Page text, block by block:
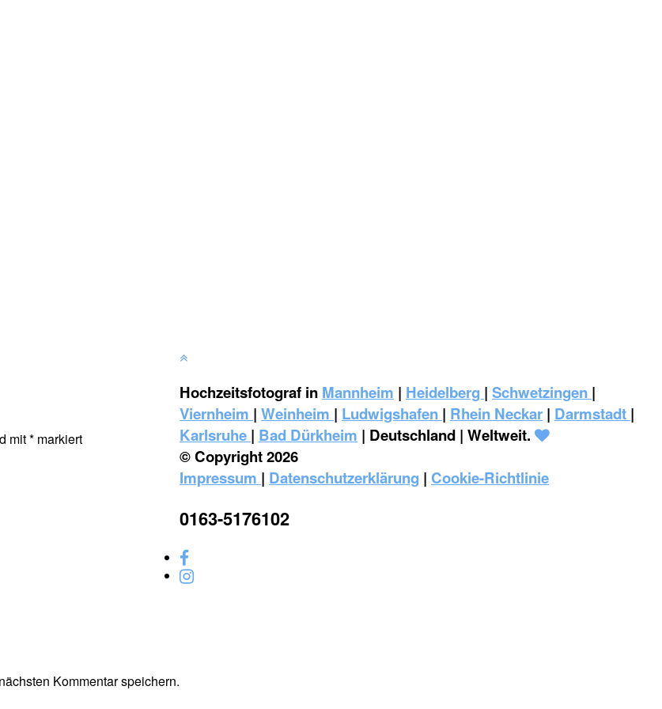
mit* markiert
Kommentar speichern.
Hochzeitsfotograf in Mannheim | Heidelberg | Schwetzingen |
Viernheim | Weinheim | ‎Ludwigshafen | Rhein Neckar | Darmstadt |
Karlsruhe | Bad Dürkheim | Deutschland | Weltweit.
© Copyright 2026
Impressum | Datenschutzerklärung | Cookie-Richtlinie
0163-5176102